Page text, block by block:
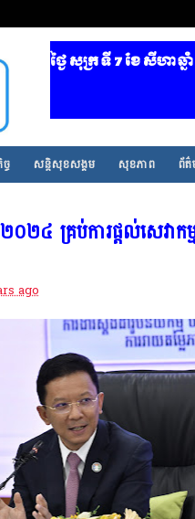
ថ្ងៃ សុក្រ ទី 7​ ខែ សីហា ឆ្ន
ច សន្តិសុខសង្គម សុខភាព ព័ត៌
០២៤ គ្រប់ការផ្តល់សេវាក
ago